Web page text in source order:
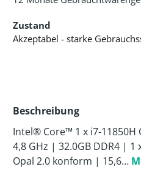
Zustand
Akzeptabel - starke
Beschreibung
Intel® Core™ 1 x i7-11850H
4,8 GHz | 32.0GB DDR4 | 1
Opal 2.0 konform | 15,6…